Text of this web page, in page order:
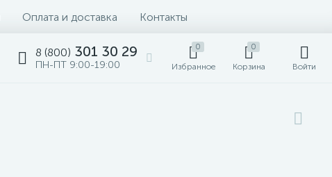
Оплата и доставка Контакты
8 (800) 301 30 29
ПН-ПТ 9:00-19:00
0
Избранное
0
Корзина Войти